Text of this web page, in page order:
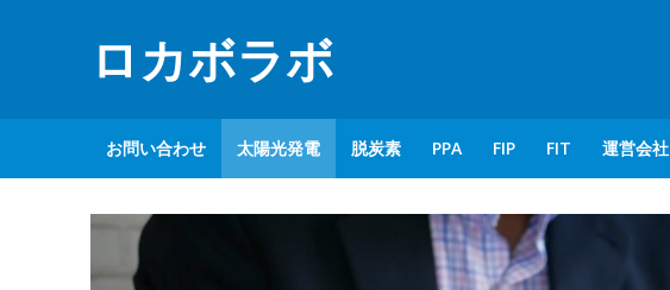
ロカボラボ
お問い合わせ 太陽光発電 脱炭素 PPA FIP FIT 運営会社